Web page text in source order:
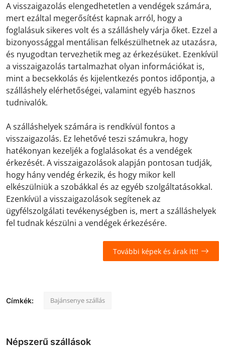
A visszaigazolás elengedhetetlen a vendégek számára,
mert ezáltal megerősítést kapnak arról, hogy a
foglalásuk sikeres volt és a szálláshely várja őket. Ezzel a
bizonyossággal mentálisan felkészülhetnek az utazásra,
és nyugodtan tervezhetik meg az érkezésüket. Ezenkívül
a visszaigazolás tartalmazhat olyan információkat is,
mint a becsekkolás és kijelentkezés pontos időpontja, a
szálláshely elérhetőségei, valamint egyéb hasznos
tudnivalók.
A szálláshelyek számára is rendkívül fontos a
visszaigazolás. Ez lehetővé teszi számukra, hogy
hatékonyan kezeljék a foglalásokat és a vendégek
érkezését. A visszaigazolások alapján pontosan tudják,
hogy hány vendég érkezik, és hogy mikor kell
elkészülniük a szobákkal és az egyéb szolgáltatásokkal.
Ezenkívül a visszaigazolások segítenek az
ügyfélszolgálati tevékenységben is, mert a szálláshelyek
fel tudnak készülni a vendégek érkezésére.
További képek és árak itt!
Címkék: Bajánsenye szállás
Népszerű szállások